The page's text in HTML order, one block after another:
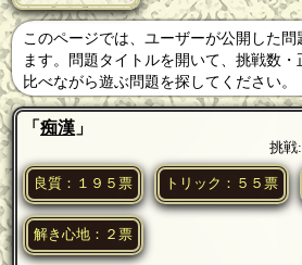
このページでは、ユーザーが公開した問
ます。問題タイトルを開いて、挑戦数・
比べながら遊ぶ問題を探してください。
「痴漢 」
挑戦:
良質：１９５票 トリック：５５票
解き心地：２票